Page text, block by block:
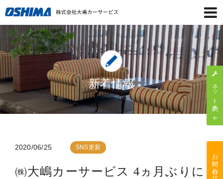
新着情報
2020/06/25 SNS更新
㈱大嶋カーサービス 4ヵ月ぶりに
ネット予約
お問い合わせ